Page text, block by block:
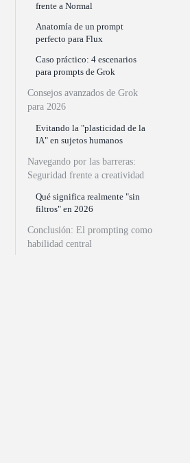
frente a Normal
Anatomía de un prompt
perfecto para Flux
Caso práctico: 4 escenarios
para prompts de Grok
Consejos avanzados de Grok
para 2026
Evitando la "plasticidad de la
IA" en sujetos humanos
Navegando por las barreras:
Seguridad frente a creatividad
Qué significa realmente "sin
filtros" en 2026
Conclusión: El prompting como
habilidad central